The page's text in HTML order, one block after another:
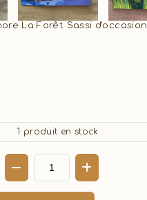
La Forêt Sassi d'occasion
1 produit en stock